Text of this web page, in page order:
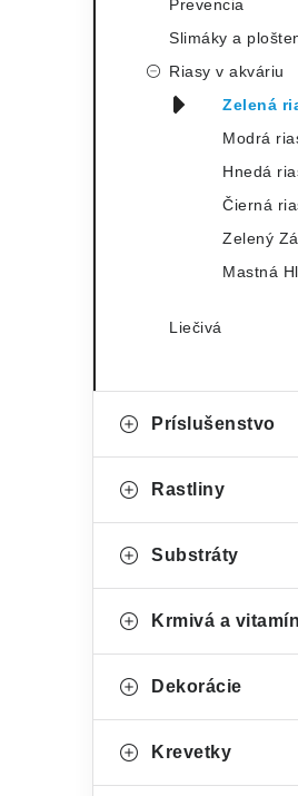
Prevencia
Slimáky a
Riasy v akváriu
Zelená
Modrá
Hnedá
Čierná
Zelený
Mastná
Liečivá
Príslušenstvo
Rastliny
Substráty
Krmivá a
Dekorácie
Krevetky